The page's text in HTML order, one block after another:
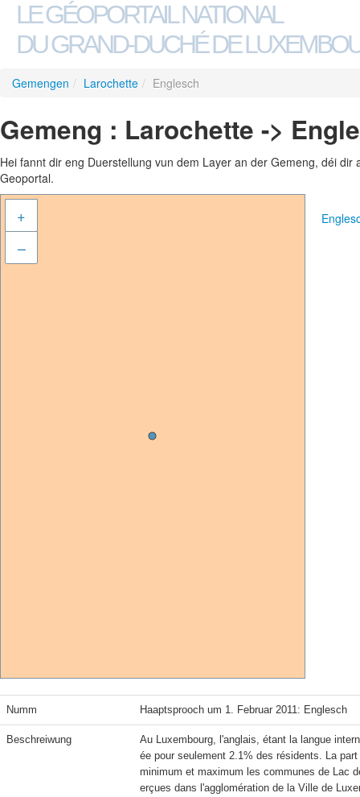
LE GÉOPORTAIL NATIONAL
DU GRAND-DUCHÉ DE
Gemengen / Larochette / Englesch
Gemeng : Larochette ->
Hei fannt dir eng Duerstellung vun dem Layer an der Gemeng, déi
Geoportal.
+
–
Numm Haaptsprooch um 1. Februar 2011: Englesch
Beschreiwung
Au Luxembourg, l'anglais, étant la langue
ée pour seulement 2.1% des résidents. La
minimum et maximum les communes de Lac
erçues dans l'agglomération de la Ville de